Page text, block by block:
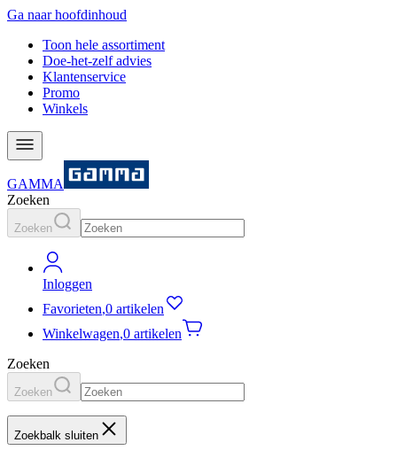
Ga naar hoofdinhoud
Toon hele assortiment
Doe-het-zelf advies
Klantenservice
Promo
Winkels
GAMMA
Zoeken
Zoeken
Inloggen
Favorieten,0 artikelen
Winkelwagen,0 artikelen
Zoeken
Zoeken
Zoekbalk sluiten